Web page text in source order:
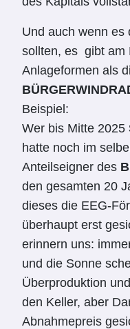
Und auch wenn es
sollten, es gibt am
Anlageformen als
Beispiel:
Wer bis Mitte 2025
hatte noch im
Anteilseigner des
den gesamten 20
dieses die EEG-
überhaupt erst
erinnern uns:
und die Sonne
Überproduktion
den Keller, aber
Abnahmepreis